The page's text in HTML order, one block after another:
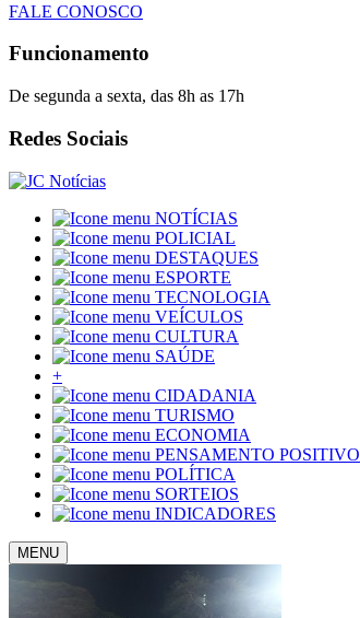
FALE CONOSCO
Funcionamento
De segunda a sexta, das 8h as 17h
Redes Sociais
NOTÍCIAS
POLICIAL
DESTAQUES
ESPORTE
TECNOLOGIA
VEÍCULOS
CULTURA
SAÚDE
+
CIDADANIA
TURISMO
ECONOMIA
PENSAMENTO POSITIVO
POLÍTICA
SORTEIOS
INDICADORES
MENU